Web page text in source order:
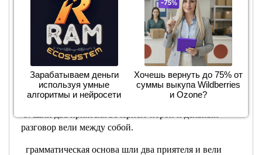
Зарабатываем деньги
используя умные
алгоритмы и нейросети
Хочешь вернуть до 75% от
суммы выкупа Wildberries
и Ozone?
дугу, он упал в воду глубоко погрузился, но дна не
достал. подлежащее он, сказуемое упал, погрузился,
не достал.
6. Герасим вошёл в свою каморку, уложил щенка на
кровати. прикрыл его своим тяжёлым армяком.
подлежащее герасим, сказуемое вошел, уложил,
прикрыл.
разговор вели между собой.
грамматическая основа шли два приятеля и вели